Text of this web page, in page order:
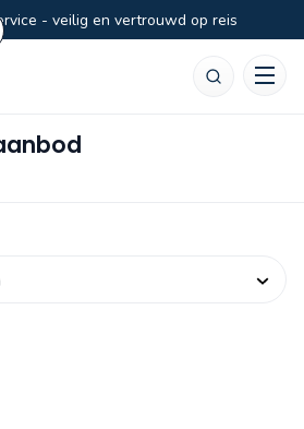
- veilig en vertrouwd op reis
Zoeken